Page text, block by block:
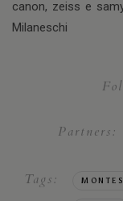
canon, zeiss e
Milaneschi
Partners:
Tags: